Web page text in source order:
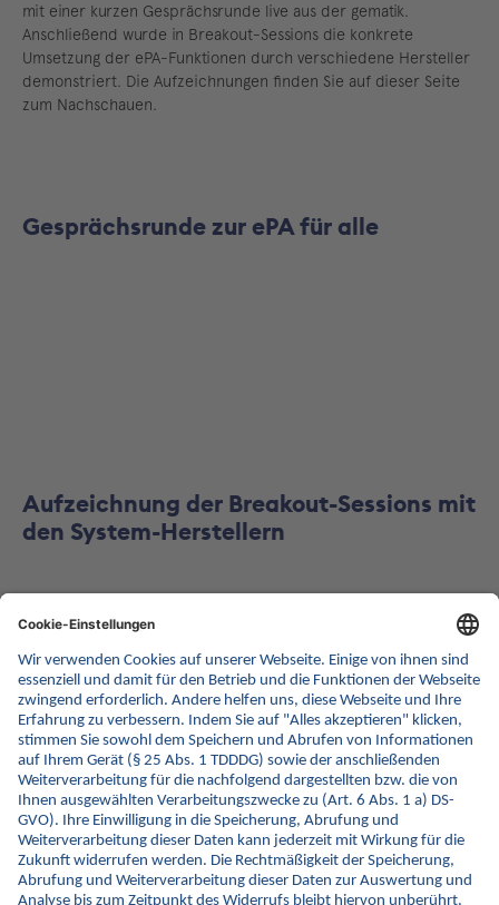
mit einer kurzen Gesprächsrunde live aus der gematik.
Anschließend wurde in Breakout-Sessions die konkrete
Umsetzung der ePA-Funktionen durch verschiedene Hersteller
demonstriert. Die Aufzeichnungen finden Sie auf dieser Seite
zum Nachschauen.
Gesprächsrunde zur ePA für alle
Aufzeichnung der Breakout-Sessions mit
den System-Herstellern
Video abspielen
CGM MEDICO
Video abspielen
Dedalus
Video abspielen
i.s.h.med mit OmniConnect (Oracle/x-
tention)